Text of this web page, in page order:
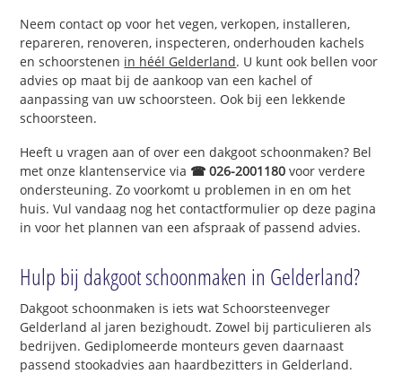
Neem contact op voor het vegen, verkopen, installeren,
repareren, renoveren, inspecteren, onderhouden kachels
en schoorstenen in héél Gelderland. U kunt ook bellen voor
advies op maat bij de aankoop van een kachel of
aanpassing van uw schoorsteen. Ook bij een lekkende
schoorsteen.
Heeft u vragen aan of over een dakgoot schoonmaken? Bel
met onze klantenservice via ☎ 026-2001180 voor verdere
ondersteuning. Zo voorkomt u problemen in en om het
huis. Vul vandaag nog het contactformulier op deze pagina
in voor het plannen van een afspraak of passend advies.
Hulp bij dakgoot schoonmaken in Gelderland?
Dakgoot schoonmaken is iets wat Schoorsteenveger
Gelderland al jaren bezighoudt. Zowel bij particulieren als
bedrijven. Gediplomeerde monteurs geven daarnaast
passend stookadvies aan haardbezitters in Gelderland.